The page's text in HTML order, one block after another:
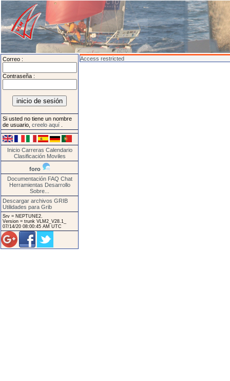
Correo :
Contraseña :
Si usted no tiene un nombre
de usuario, creelo aquí
Inicio Carreras Calendario
Clasificación Moviles
foro
Documentación FAQ Chat
Herramientas Desarrollo
Sobre...
Descargar archivos GRIB
Utilidades para Grib
Srv = NEPTUNE2.
Version = trunk VLM2_V28.1_
07/14/20 08:00:45 AM UTC
Access restricted